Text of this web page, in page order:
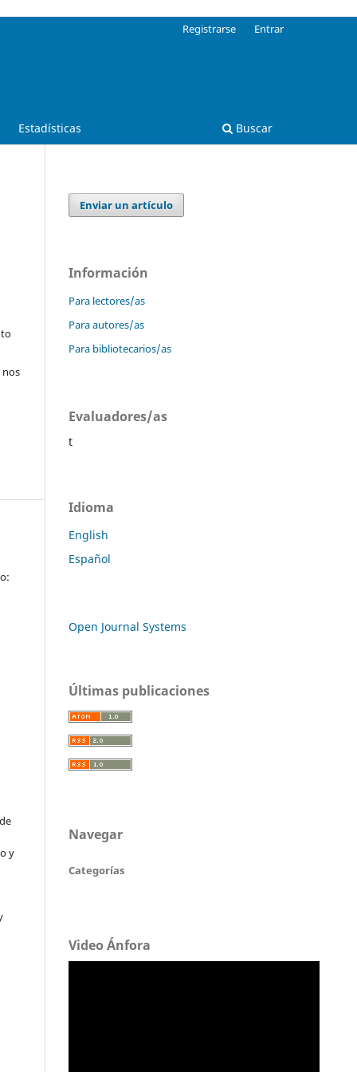
Estadísticas Buscar
Registrarse Entrar
nos
y
Enviar un artículo
Información
Para lectores/as
Para autores/as
Para bibliotecarios/as
Evaluadores/as
t
Idioma
English
Español
Open Journal Systems
Últimas publicaciones
Navegar
Categorías
Video Ánfora